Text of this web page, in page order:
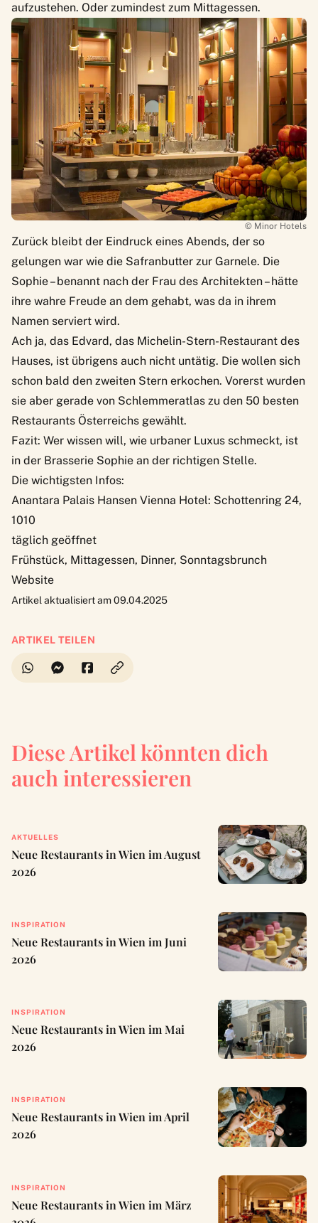
aufzustehen. Oder zumindest zum Mittagessen.
© Minor Hotels
Zurück bleibt der Eindruck eines Abends, der so
gelungen war wie die Safranbutter zur Garnele. Die
Sophie – benannt nach der Frau des Architekten – hätte
ihre wahre Freude an dem gehabt, was da in ihrem
Namen serviert wird.
Ach ja, das Edvard, das Michelin-Stern-Restaurant des
Hauses, ist übrigens auch nicht untätig. Die wollen sich
schon bald den zweiten Stern erkochen. Vorerst wurden
sie aber gerade von Schlemmeratlas zu den 50 besten
Restaurants Österreichs gewählt.
Fazit: Wer wissen will, wie urbaner Luxus schmeckt, ist
in der Brasserie Sophie an der richtigen Stelle.
Die wichtigsten Infos:
Anantara Palais Hansen Vienna Hotel: Schottenring 24,
1010
täglich geöffnet
Frühstück, Mittagessen, Dinner, Sonntagsbrunch
Website
Artikel aktualisiert am 09.04.2025
ARTIKEL TEILEN
Diese Artikel könnten dich
auch interessieren
AKTUELLES
Neue Restaurants in Wien im August
2026
INSPIRATION
Neue Restaurants in Wien im Juni
2026
INSPIRATION
Neue Restaurants in Wien im Mai
2026
INSPIRATION
Neue Restaurants in Wien im April
2026
INSPIRATION
Neue Restaurants in Wien im März